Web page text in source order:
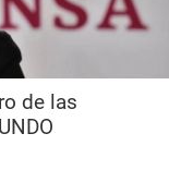
de las